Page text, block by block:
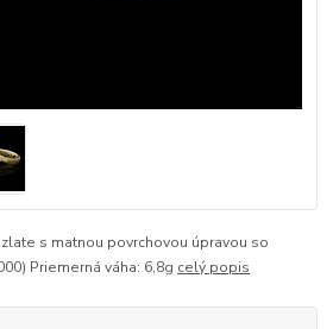
s matnou povrchovou úpravou so
Priemerná váha: 6,8g celý popis